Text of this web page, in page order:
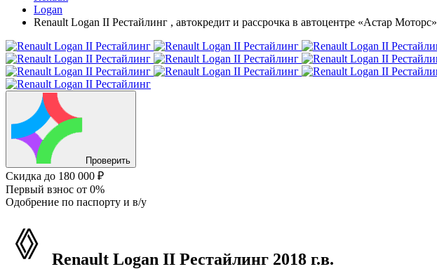
Logan
Renault Logan II Рестайлинг , автокредит и рассрочка в автоцентре «Астар Моторс»
Проверить
Скидка до 180 000 ₽
Первый взнос от 0%
Одобрение по паспорту и в/у
Renault Logan II Рестайлинг 2018 г.в.